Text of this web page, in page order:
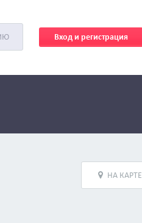
Вход и регистрация
НА КАРТЕ